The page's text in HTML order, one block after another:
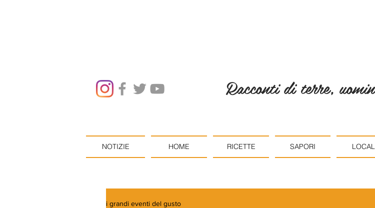
Racconti di terre,
NOTIZIE HOME RICETTE SAPORI
i grandi eventi del gusto